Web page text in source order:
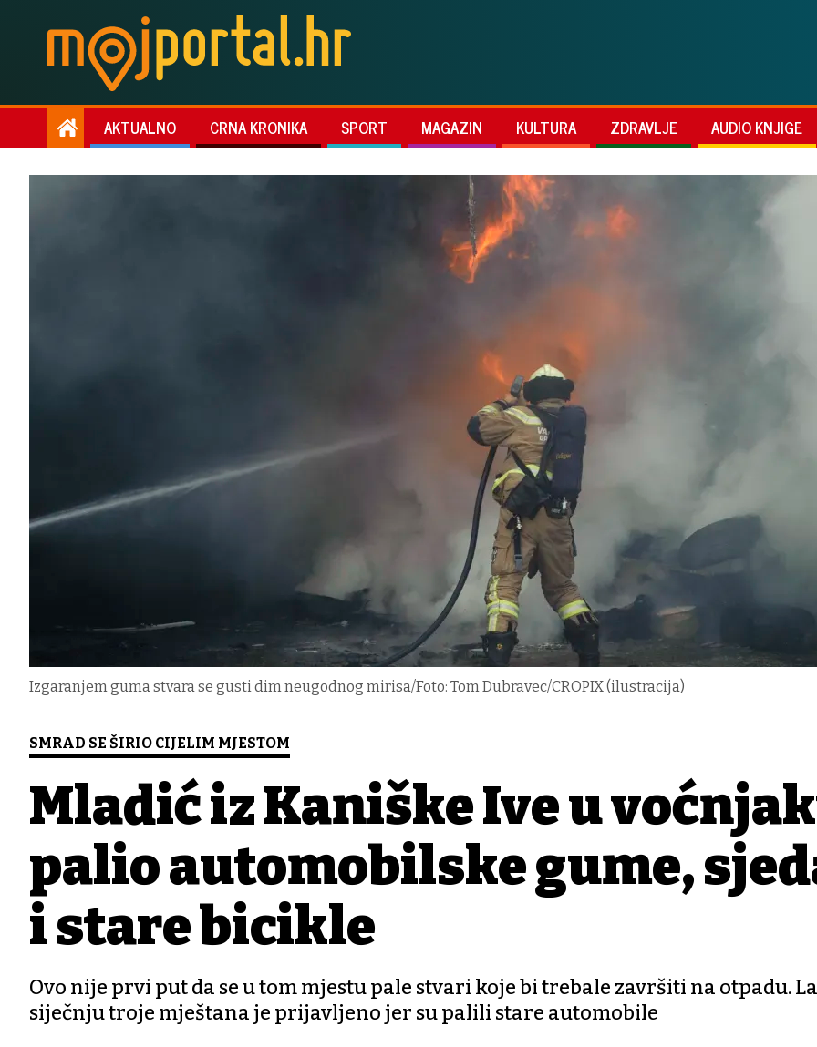
AKTUALNO CRNA KRONIKA SPORT MAGAZIN KULTURA ZDRAVLJE AUDIO KNJIGE
Izgaranjem guma stvara se gusti dim neugodnog mirisa/Foto: Tom Dubravec/CROPIX (ilustracija)
SMRAD SE ŠIRIO CIJELIM MJESTOM
Mladić iz Kaniške Ive u
palio automobilske gume,
i stare bicikle
Ovo nije prvi put da se u tom mjestu pale stvari koje bi trebale završiti na otpadu.
siječnju troje mještana je prijavljeno jer su palili stare automobile